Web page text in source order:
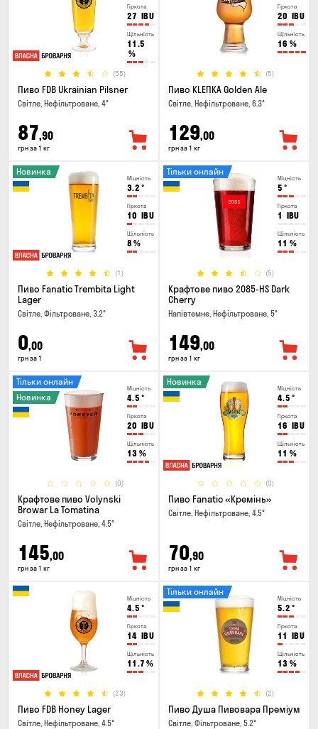
Гіркота
27 IBU
Щільність
11.5
%
(55)
Пиво FDB Ukrainian Pilsner
Світле, Нефільтроване, 4°
87,90
грн за 1 кг
Гіркота
20 IBU
Щільність
16 %
(5)
Пиво KLEПКА Golden Ale
Світле, Нефільтроване, 6.3°
129,00
грн за 1 кг
Міцність
3.2 °
Гіркота
10 IBU
Щільність
8 %
(1)
Новинка
Пиво Fanatic Trembita Light
Lager
Світле, Фільтроване, 3.2°
0,00
грн за 1
Міцність
5 °
Гіркота
1 IBU
Щільність
11 %
(5)
Тільки онлайн
Крафтове пиво 2085-HS Dark
Cherry
Напівтемне, Нефільтроване, 5°
149,00
грн за 1 кг
Міцність
4.5 °
Гіркота
20 IBU
Щільність
13 %
(0)
Тільки онлайн
Новинка
Крафтове пиво Volynski
Browar La Tomatina
Світле, Нефільтроване, 4.5°
145,00
грн за 1 кг
Міцність
4.5 °
Гіркота
16 IBU
Щільність
11 %
(0)
Новинка
Пиво Fanatic «Кремінь»
Світле, Нефільтроване, 4.5°
70,90
грн за 1 кг
Міцність
4.5 °
Гіркота
14 IBU
Щільність
11.7 %
(23)
Пиво FDB Honey Lager
Світле, Нефільтроване, 4.5°
Міцність
5.2 °
Гіркота
11 IBU
Щільність
13 %
(2)
Тільки онлайн
Пиво Душа Пивовара Преміум
Світле, Фільтроване, 5.2°